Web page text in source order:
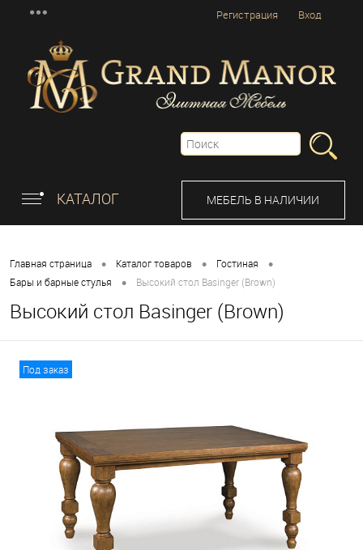
Вход
Регистрация
КАТАЛОГ МЕБЕЛЬ В НАЛИЧИИ
Главная страница • Каталог товаров • Гостиная •
Бары и барные стулья • Высокий стол Basinger (Brown)
Высокий стол Basinger (Brown)
Под заказ